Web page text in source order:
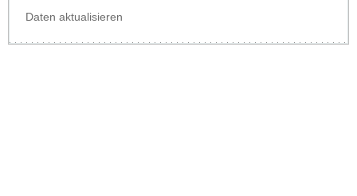
Daten aktualisieren